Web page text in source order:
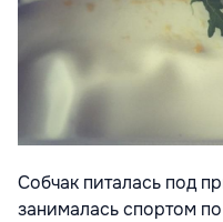
Собчак питалась под
занималась спортом